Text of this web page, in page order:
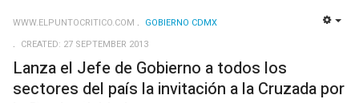
WWW.ELPUNTOCRITICO.COM
GOBIERNO CDMX
CREATED: 27 SEPTEMBER 2013
Lanza el Jefe de Gobierno a todos los
sectores del país la invitación a la Cruzada por